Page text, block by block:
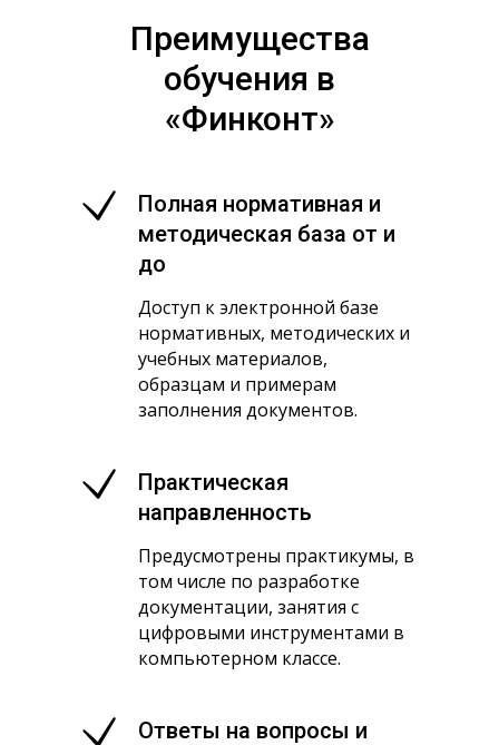
Преимущества
обучения в
«Финконт»
Полная нормативная и
методическая база от и
до
Доступ к электронной базе
нормативных, методических и
учебных материалов,
образцам и примерам
заполнения документов.
Практическая
направленность
Предусмотрены практикумы, в
том числе по разработке
документации, занятия с
цифровыми инструментами в
компьютерном классе.
Ответы на вопросы и